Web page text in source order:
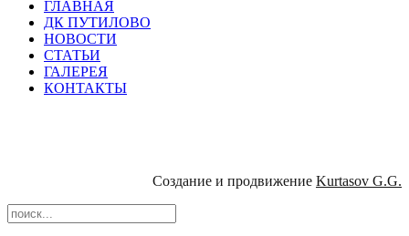
ГЛАВНАЯ
ДК ПУТИЛОВО
НОВОСТИ
СТАТЬИ
ГАЛЕРЕЯ
КОНТАКТЫ
Создание и продвижение Kurtasov G.G.